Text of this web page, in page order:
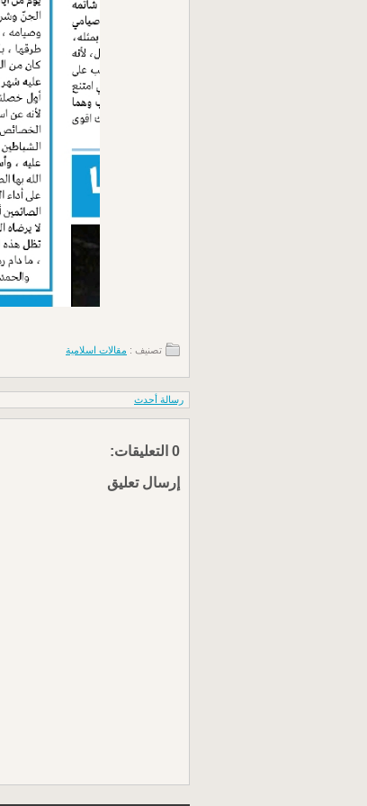
تصنيف : مقالات اسلامية
رسالة أحدث
0 التعليقات:
إرسال تعليق